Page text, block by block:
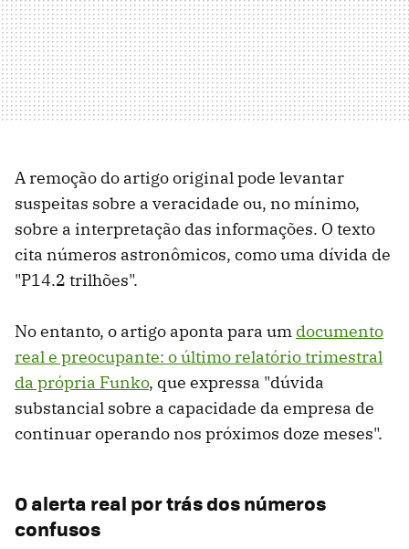
A remoção do artigo original pode levantar
suspeitas sobre a veracidade ou, no mínimo,
sobre a interpretação das informações. O texto
cita números astronômicos, como uma dívida de
"P14.2 trilhões".
No entanto, o artigo aponta para um documento
real e preocupante: o último relatório trimestral
da própria Funko, que expressa "dúvida
substancial sobre a capacidade da empresa de
continuar operando nos próximos doze meses".
O alerta real por trás dos números
confusos